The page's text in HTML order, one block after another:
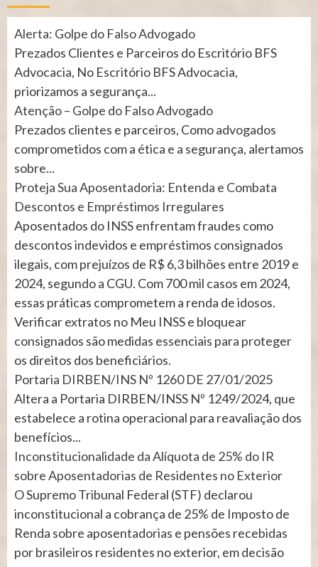
Alerta: Golpe do Falso Advogado
Prezados Clientes e Parceiros do Escritório BFS
Advocacia, No Escritório BFS Advocacia,
priorizamos a segurança...
Atenção – Golpe do Falso Advogado
Prezados clientes e parceiros, Como advogados
comprometidos com a ética e a segurança, alertamos
sobre...
Proteja Sua Aposentadoria: Entenda e Combata
Descontos e Empréstimos Irregulares
Aposentados do INSS enfrentam fraudes como
descontos indevidos e empréstimos consignados
ilegais, com prejuízos de R$ 6,3 bilhões entre 2019 e
2024, segundo a CGU. Com 700 mil casos em 2024,
essas práticas comprometem a renda de idosos.
Verificar extratos no Meu INSS e bloquear
consignados são medidas essenciais para proteger
os direitos dos beneficiários.
Portaria DIRBEN/INS Nº 1260 DE 27/01/2025
Altera a Portaria DIRBEN/INSS Nº 1249/2024, que
estabelece a rotina operacional para reavaliação dos
benefícios...
Inconstitucionalidade da Alíquota de 25% do IR
sobre Aposentadorias de Residentes no Exterior
O Supremo Tribunal Federal (STF) declarou
inconstitucional a cobrança de 25% de Imposto de
Renda sobre aposentadorias e pensões recebidas
por brasileiros residentes no exterior, em decisão